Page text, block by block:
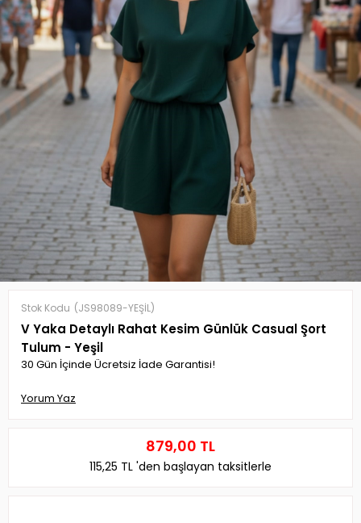
Stok Kodu (JS98089-YEŞİL)
V Yaka Detaylı Rahat Kesim Günlük Casual Şort
Tulum - Yeşil
30 Gün İçinde Ücretsiz İade Garantisi!
Yorum Yaz
879,00 TL
115,25 TL 'den başlayan taksitlerle